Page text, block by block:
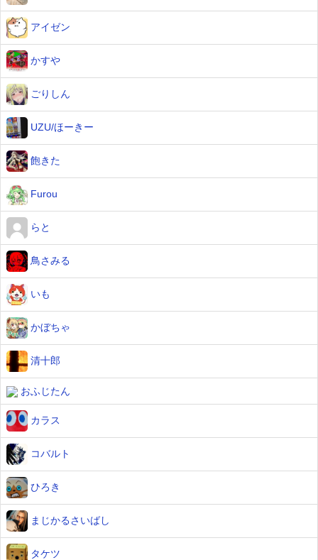
アイゼン
かすや
ごりしん
UZU/ほーきー
飽きた
Furou
らと
鳥さみる
いも
かぼちゃ
清十郎
おふじたん
カラス
コバルト
ひろき
まじかるさいばし
タケツ